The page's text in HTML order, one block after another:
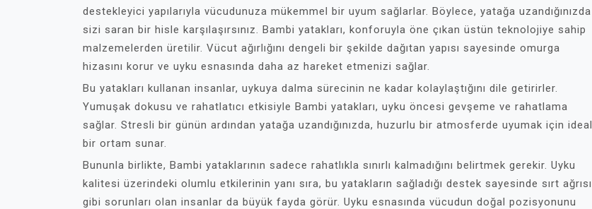
destekleyici yapılarıyla vücudunuza mükemmel bir uyum sağlarlar. Böylece, yatağa uzandığınızda
sizi saran bir hisle karşılaşırsınız. Bambi yatakları, konforuyla öne çıkan üstün teknolojiye sahip
malzemelerden üretilir. Vücut ağırlığını dengeli bir şekilde dağıtan yapısı sayesinde omurga
hizasını korur ve uyku esnasında daha az hareket etmenizi sağlar.
Bu yatakları kullanan insanlar, uykuya dalma sürecinin ne kadar kolaylaştığını dile getirirler.
Yumuşak dokusu ve rahatlatıcı etkisiyle Bambi yatakları, uyku öncesi gevşeme ve rahatlama
sağlar. Stresli bir günün ardından yatağa uzandığınızda, huzurlu bir atmosferde uyumak için ideal
bir ortam sunar.
Bununla birlikte, Bambi yataklarının sadece rahatlıkla sınırlı kalmadığını belirtmek gerekir. Uyku
kalitesi üzerindeki olumlu etkilerinin yanı sıra, bu yatakların sağladığı destek sayesinde sırt ağrısı
gibi sorunları olan insanlar da büyük fayda görür. Uyku esnasında vücudun doğal pozisyonunu